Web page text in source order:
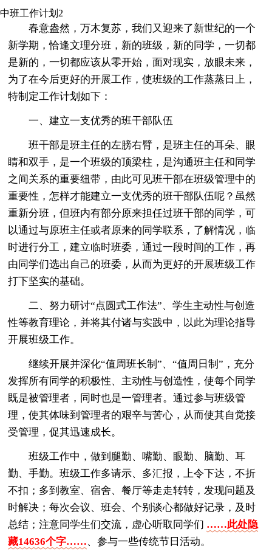
中班工作计划2
春意盎然，万木复苏，我们又迎来了新世纪的一个
新学期，恰逢文理分班，新的班级，新的同学，一切都
是新的，一切都应该从零开始，面对现实，放眼未来，
为了在今后更好的开展工作，使班级的工作蒸蒸日上，
特制定工作计划如下：
一、建立一支优秀的班干部队伍
班干部是班主任的左膀右臂，是班主任的耳朵、眼
睛和双手，是一个班级的顶梁柱，是沟通班主任和同学
之间关系的重要纽带，由此可见班干部在班级管理中的
重要性，怎样才能建立一支优秀的班干部队伍呢？虽然
重新分班，但班内有部分原来担任过班干部的同学，可
以通过与原班主任或者原来的同学联系，了解情况，临
时进行分工，建立临时班委，通过一段时间的工作，再
由同学们选出自己的班委，从而为更好的开展班级工作
打下坚实的基础。
二、努力研讨“点圆式工作法”、学生主动性与创造
性等教育理论，并将其付诸与实践中，以此为理论指导
开展班级工作。
继续开展并深化“值周班长制”、“值周日制”，充分
发挥所有同学的积极性、主动性与创造性，使每个同学
既是被管理者，同时也是一管理者。通过参与班级管
理，使其体味到管理者的艰辛与苦心，从而使其自觉接
受管理，促其迅速成长。
班级工作中，做到腿勤、嘴勤、眼勤、脑勤、耳
勤、手勤。班级工作多请示、多汇报，上令下达，不折
不扣；多到教室、宿舍、餐厅等走走转转，发现问题及
时解决；每次会议、班会、个别谈心都做好记录，及时
总结；注意同学生们交流，虚心听取同学们 ……此处隐
藏14636个字……、参与一些传统节日活动。